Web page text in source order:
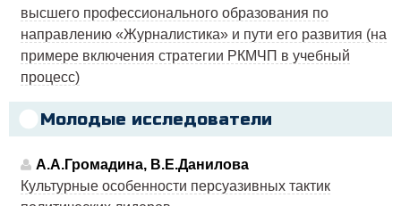
высшего профессионального образования по
направлению «Журналистика» и пути его развития (на
примере включения стратегии РКМЧП в учебный
процесс)
Молодые исследователи
А.А.Громадина, В.Е.Данилова
Культурные особенности персуазивных тактик